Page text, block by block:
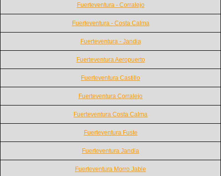
Fuerteventura - Corralejo
Fuerteventura - Costa Calma
Fuerteventura - Jandia
Fuerteventura Aeropuerto
Fuerteventura Castillo
Fuerteventura Corralejo
Fuerteventura Costa Calma
Fuerteventura Fuste
Fuerteventura Jandia
Fuerteventura Morro Jable